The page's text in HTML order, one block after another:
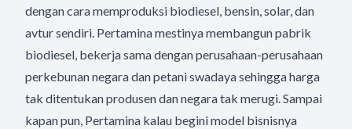
dengan cara memproduksi biodiesel, bensin, solar, dan
avtur sendiri. Pertamina mestinya membangun pabrik
biodiesel, bekerja sama dengan perusahaan-perusahaan
perkebunan negara dan petani swadaya sehingga harga
tak ditentukan produsen dan negara tak merugi. Sampai
kapan pun, Pertamina kalau begini model bisnisnya